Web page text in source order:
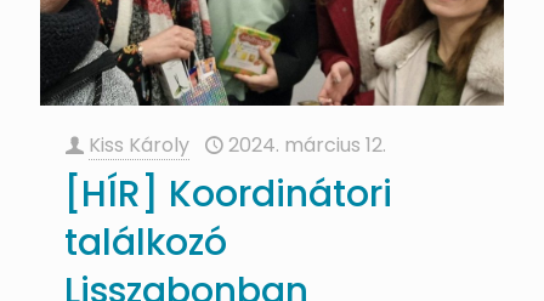
Kiss Károly 2024. március 12.
[HÍR] Koordinátori
találkozó